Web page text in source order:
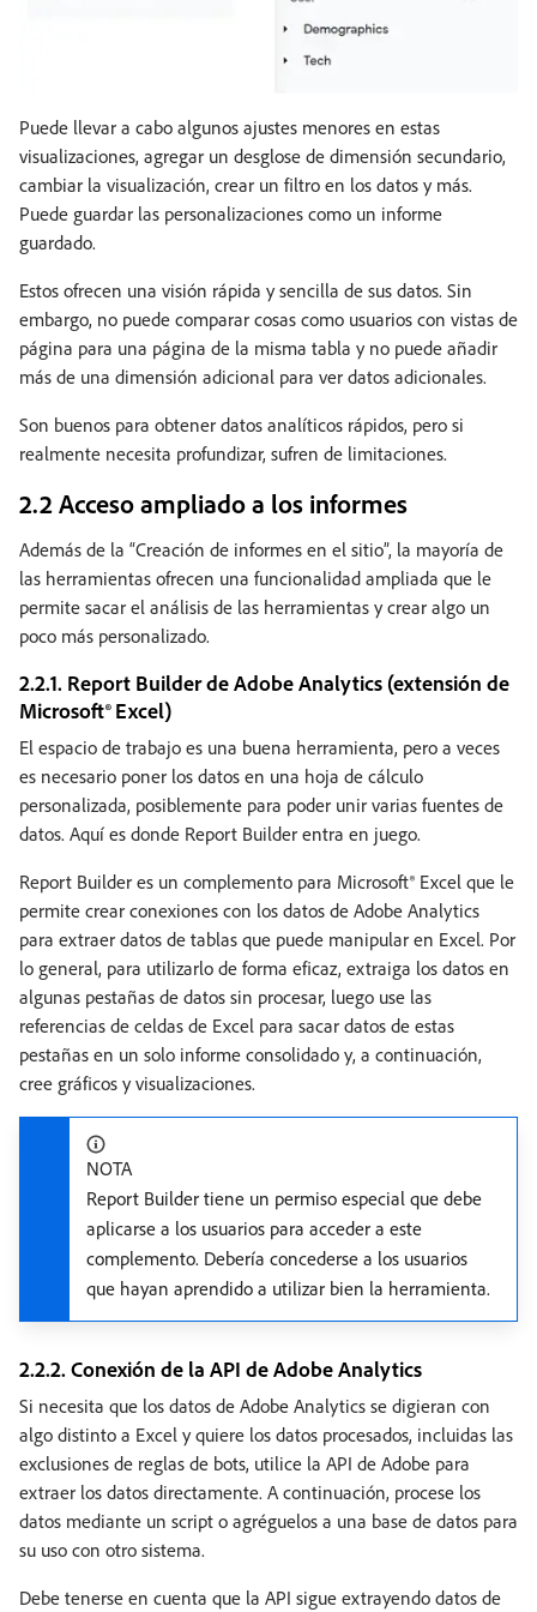
Puede llevar a cabo algunos ajustes menores en estas
visualizaciones, agregar un desglose de dimensión secundario,
cambiar la visualización, crear un filtro en los datos y más.
Puede guardar las personalizaciones como un informe
guardado.
Estos ofrecen una visión rápida y sencilla de sus datos. Sin
embargo, no puede comparar cosas como usuarios con vistas de
página para una página de la misma tabla y no puede añadir
más de una dimensión adicional para ver datos adicionales.
Son buenos para obtener datos analíticos rápidos, pero si
realmente necesita profundizar, sufren de limitaciones.
2.2 Acceso ampliado a los informes
Además de la “Creación de informes en el sitio”, la mayoría de
las herramientas ofrecen una funcionalidad ampliada que le
permite sacar el análisis de las herramientas y crear algo un
poco más personalizado.
2.2.1. Report Builder de Adobe Analytics (extensión de
Microsoft® Excel)
El espacio de trabajo es una buena herramienta, pero a veces
es necesario poner los datos en una hoja de cálculo
personalizada, posiblemente para poder unir varias fuentes de
datos. Aquí es donde Report Builder entra en juego.
Report Builder es un complemento para Microsoft® Excel que le
permite crear conexiones con los datos de Adobe Analytics
para extraer datos de tablas que puede manipular en Excel. Por
lo general, para utilizarlo de forma eficaz, extraiga los datos en
algunas pestañas de datos sin procesar, luego use las
referencias de celdas de Excel para sacar datos de estas
pestañas en un solo informe consolidado y, a continuación,
cree gráficos y visualizaciones.
NOTA
Report Builder tiene un permiso especial que debe
aplicarse a los usuarios para acceder a este
complemento. Debería concederse a los usuarios
que hayan aprendido a utilizar bien la herramienta.
2.2.2. Conexión de la API de Adobe Analytics
Si necesita que los datos de Adobe Analytics se digieran con
algo distinto a Excel y quiere los datos procesados, incluidas las
exclusiones de reglas de bots, utilice la API de Adobe para
extraer los datos directamente. A continuación, procese los
datos mediante un script o agréguelos a una base de datos para
su uso con otro sistema.
Debe tenerse en cuenta que la API sigue extrayendo datos de